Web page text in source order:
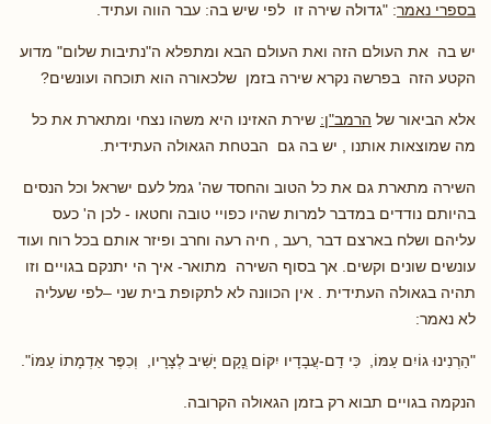
בספרי נאמר: "גדולה שירה זו לפי שיש בה: עבר הווה ועתיד.
יש בה את העולם הזה ואת העולם הבא ומתפלא ה"נתיבות שלום" מדוע
הקטע הזה בפרשה נקרא שירה בזמן שלכאורה הוא תוכחה ועונשים?
אלא הביאור של הרמב"ן: שירת האזינו היא משהו נצחי ומתארת את כל
מה שמוצאות אותנו , יש בה גם הבטחת הגאולה העתידית.
השירה מתארת גם את כל הטוב והחסד שה' גמל לעם ישראל וכל הנסים
בהיותם נודדים במדבר למרות שהיו כפויי טובה וחטאו - לכן ה' כעס
עליהם ושלח בארצם דבר ,רעב , חיה רעה וחרב ופיזר אותם בכל רוח ועוד
עונשים שונים וקשים. אך בסוף השירה מתואר- איך הי יתנקם בגויים וזו
תהיה בגאולה העתידית . אין הכוונה לא לתקופת בית שני –לפי שעליה
לא נאמר:
"הַרְנִינוּ גוֹיִם עַמּוֹ, כִּי דַם-עֲבָדָיו יִקּוֹם ְנָקָם יָשִׁיב לְצָרָיו, וְכִפֶּר אַדְמָתוֹ עַמּוֹ".
הנקמה בגויים תבוא רק בזמן הגאולה הקרובה.